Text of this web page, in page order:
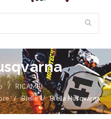
/
RICAMBI
/ Bielle / Biella Husqvarna